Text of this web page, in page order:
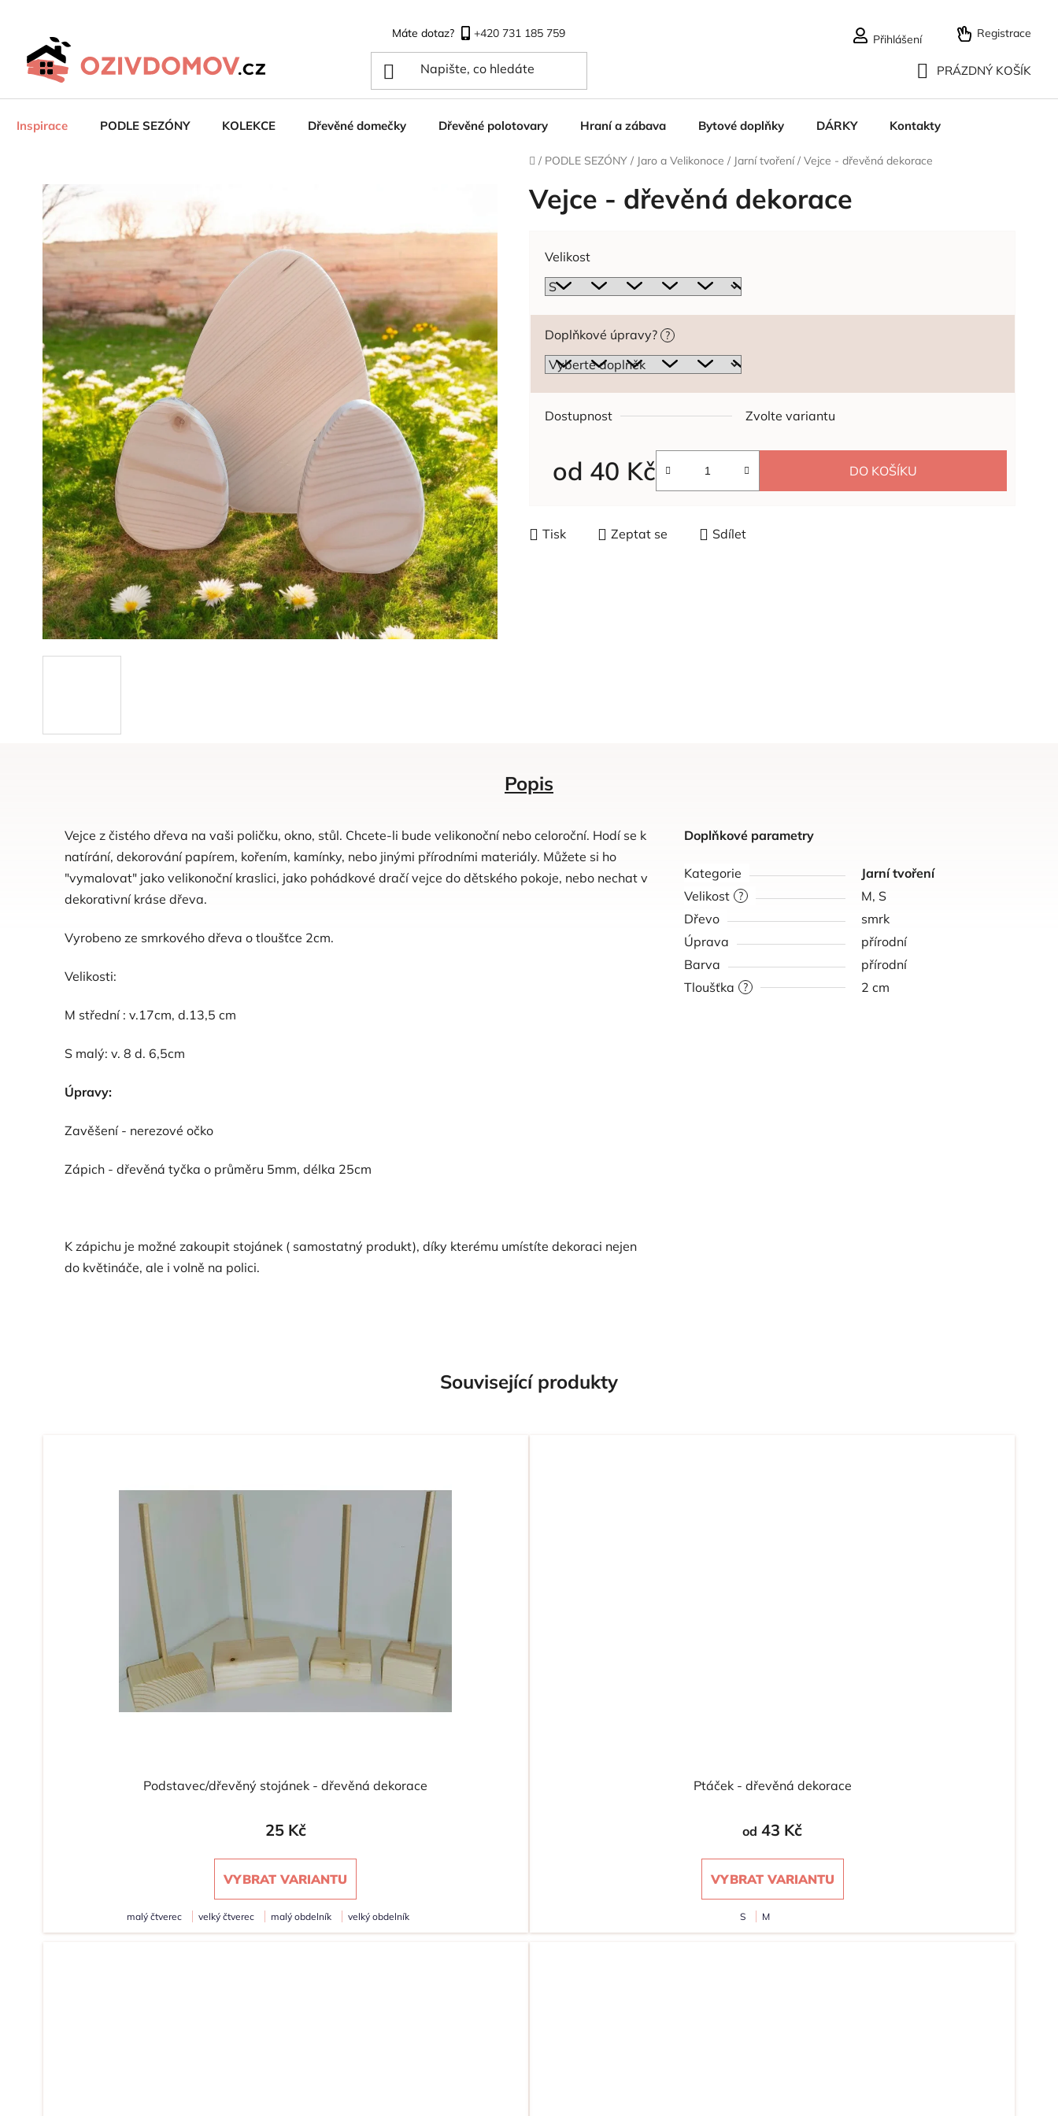
+420 731 185 759 Přihlášení Registrace
KOŠÍK
PRÁZDNÝ KOŠÍK
Inspirace PODLE SEZÓNY KOLEKCE Dřevěné domečky Dřevěné polotovary Hraní a zábava Bytové doplňky DÁRKY Kontakty
Domů
/ PODLE SEZÓNY / Jaro a Velikonoce / Jarní tvoření / Vejce - dřevěná dekorace
Vejce - dřevěná dekorace
Velikost
Doplňkové úpravy? ?
Dostupnost Zvolte variantu
od 40 Kč DO KOŠÍKU
Tisk Zeptat se Sdílet
Popis
Vejce z čistého dřeva na vaši poličku, okno, stůl. Chcete-li bude velikonoční nebo celoroční. Hodí se k
natírání, dekorování papírem, kořením, kamínky, nebo jinými přírodními materiály. Můžete si ho
"vymalovat" jako velikonoční kraslici, jako pohádkové dračí vejce do dětského pokoje, nebo nechat v
dekorativní kráse dřeva.
Vyrobeno ze smrkového dřeva o tloušťce 2cm.
Velikosti:
M střední : v.17cm, d.13,5 cm
S malý: v. 8 d. 6,5cm
Úpravy:
Zavěšení - nerezové očko
Zápich - dřevěná tyčka o průměru 5mm, délka 25cm
K zápichu je možné zakoupit stojánek ( samostatný produkt), díky kterému umístíte dekoraci nejen
do květináče, ale i volně na polici.
Doplňkové parametry
Kategorie Jarní tvoření
?
Velikost
M, S
Dřevo
smrk
Úprava
přírodní
Barva
přírodní
?
Tloušťka 2 cm
Související produkty
Podstavec/dřevěný stojánek - dřevěná dekorace
25 Kč
VYBRAT VARIANTU
malý čtverec velký čtverec malý obdelník velký obdelník
Ptáček - dřevěná dekorace
od 43 Kč
VYBRAT VARIANTU
S M